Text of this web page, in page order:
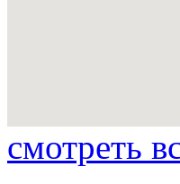
смотреть